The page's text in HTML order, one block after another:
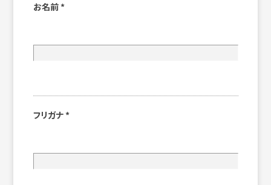
お名前 *
フリガナ *